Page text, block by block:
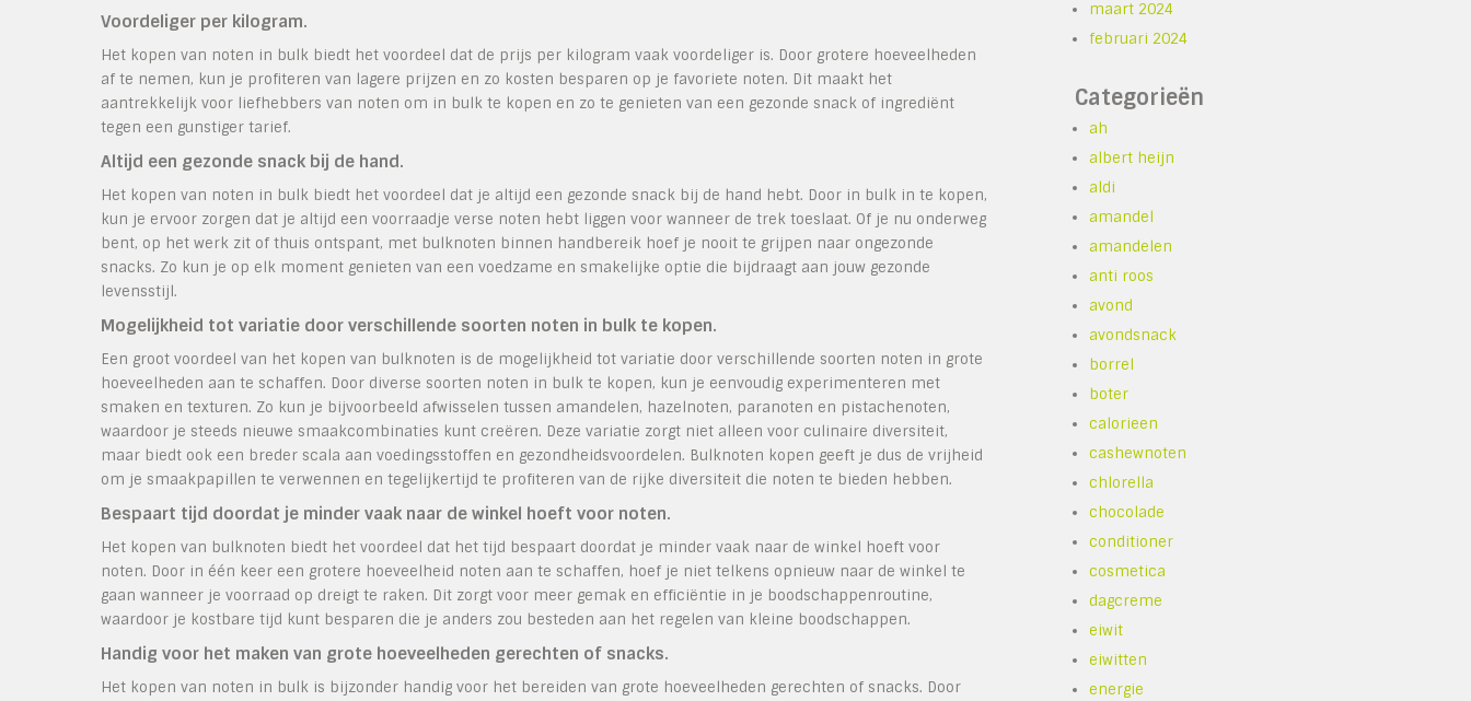
Voordeliger per kilogram.
Het kopen van noten in bulk biedt het voordeel dat de prijs per kilogram vaak voordeliger is. Door grotere hoeveelheden
af te nemen, kun je profiteren van lagere prijzen en zo kosten besparen op je favoriete noten. Dit maakt het
aantrekkelijk voor liefhebbers van noten om in bulk te kopen en zo te genieten van een gezonde snack of ingrediënt
tegen een gunstiger tarief.
Altijd een gezonde snack bij de hand.
Het kopen van noten in bulk biedt het voordeel dat je altijd een gezonde snack bij de hand hebt. Door in bulk in te kopen,
kun je ervoor zorgen dat je altijd een voorraadje verse noten hebt liggen voor wanneer de trek toeslaat. Of je nu onderweg
bent, op het werk zit of thuis ontspant, met bulknoten binnen handbereik hoef je nooit te grijpen naar ongezonde
snacks. Zo kun je op elk moment genieten van een voedzame en smakelijke optie die bijdraagt aan jouw gezonde
levensstijl.
Mogelijkheid tot variatie door verschillende soorten noten in bulk te kopen.
Een groot voordeel van het kopen van bulknoten is de mogelijkheid tot variatie door verschillende soorten noten in grote
hoeveelheden aan te schaffen. Door diverse soorten noten in bulk te kopen, kun je eenvoudig experimenteren met
smaken en texturen. Zo kun je bijvoorbeeld afwisselen tussen amandelen, hazelnoten, paranoten en pistachenoten,
waardoor je steeds nieuwe smaakcombinaties kunt creëren. Deze variatie zorgt niet alleen voor culinaire diversiteit,
maar biedt ook een breder scala aan voedingsstoffen en gezondheidsvoordelen. Bulknoten kopen geeft je dus de vrijheid
om je smaakpapillen te verwennen en tegelijkertijd te profiteren van de rijke diversiteit die noten te bieden hebben.
Bespaart tijd doordat je minder vaak naar de winkel hoeft voor noten.
Het kopen van bulknoten biedt het voordeel dat het tijd bespaart doordat je minder vaak naar de winkel hoeft voor
noten. Door in één keer een grotere hoeveelheid noten aan te schaffen, hoef je niet telkens opnieuw naar de winkel te
gaan wanneer je voorraad op dreigt te raken. Dit zorgt voor meer gemak en efficiëntie in je boodschappenroutine,
waardoor je kostbare tijd kunt besparen die je anders zou besteden aan het regelen van kleine boodschappen.
Handig voor het maken van grote hoeveelheden gerechten of snacks.
Het kopen van noten in bulk is bijzonder handig voor het bereiden van grote hoeveelheden gerechten of snacks. Door
maart 2024
februari 2024
Categorieën
ah
albert heijn
aldi
amandel
amandelen
anti roos
avond
avondsnack
borrel
boter
calorieen
cashewnoten
chlorella
chocolade
conditioner
cosmetica
dagcreme
eiwit
eiwitten
energie